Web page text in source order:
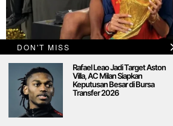
Lamine Yamal Balas Pesan
Kekasih Setelah Spanyol Juara
DON'T MISS
Rafael Leao Jadi Target Aston
Villa, AC Milan Siapkan
Keputusan Besar di Bursa
Transfer 2026